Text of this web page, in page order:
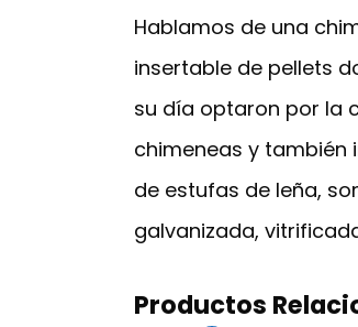
Hablamos de una
insertable de pellets
su día optaron por la
chimeneas y también
de estufas de leña,
galvanizada,
Productos